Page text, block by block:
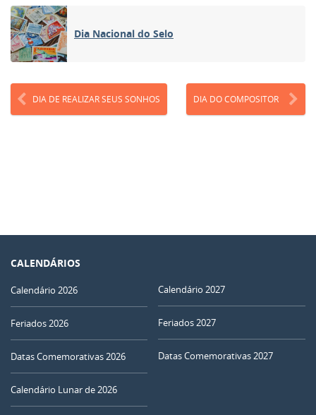
Dia Nacional do Selo
DIA DE REALIZAR SEUS SONHOS DIA DO COMPOSITOR
CALENDÁRIOS
Calendário 2026
Feriados 2026
Datas Comemorativas 2026
Calendário Lunar de 2026
Calendário 2027
Feriados 2027
Datas Comemorativas 2027